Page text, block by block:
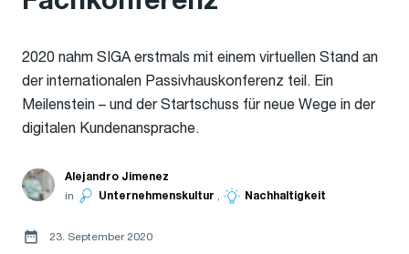
2020 nahm SIGA erstmals mit einem virtuellen Stand an
der internationalen Passivhauskonferenz teil. Ein
Meilenstein – und der Startschuss für neue Wege in der
digitalen Kundenansprache.
Alejandro Jimenez
in
Unternehmenskultur , Nachhaltigkeit
23. September 2020